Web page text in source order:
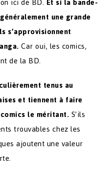
une grande
s’approvisionnent
Car oui, les comics,
de la BD.
tenus au
et tiennent à faire
le méritant.S’ils
trouvables chez les
ajoutent une valeur